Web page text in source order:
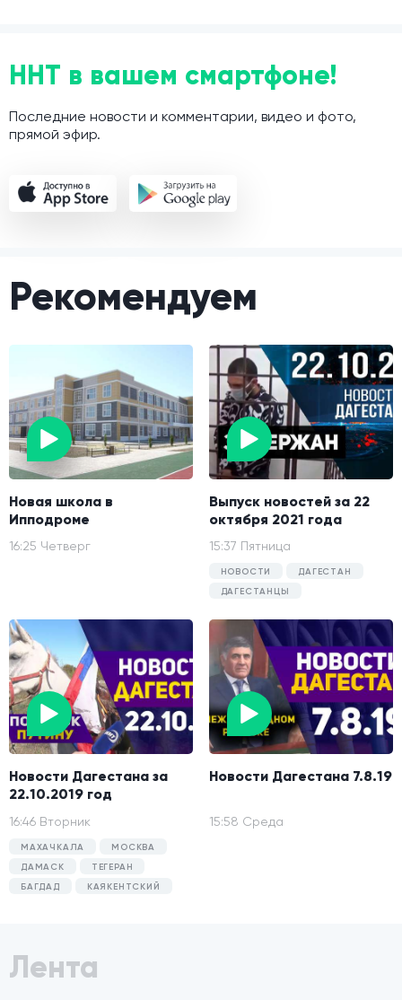
ННТ в вашем смартфоне!
Последние новости и комментарии, видео и фото,
прямой эфир.
Рекомендуем
Новая школа в
Ипподроме
16:25 Четверг
Выпуск новостей за 22
октября 2021 года
15:37 Пятница
НОВОСТИ
ДАГЕСТАН
ДАГЕСТАНЦЫ
Новости Дагестана за
22.10.2019 год
16:46 Вторник
МАХАЧКАЛА
МОСКВА
ДАМАСК
ТЕГЕРАН
БАГДАД
КАЯКЕНТСКИЙ
Новости Дагестана 7.8.19
15:58 Среда
Лента